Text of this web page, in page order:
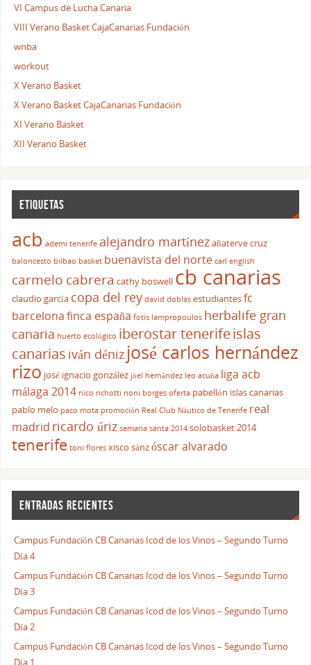
VI Campus de Lucha Canaria
VIII Verano Basket CajaCanarias Fundación
wnba
workout
X Verano Basket
X Verano Basket CajaCanarias Fundación
XI Verano Basket
XII Verano Basket
ETIQUETAS
acb ademi tenerife alejandro martínezañaterve cruz
baloncesto bilbao basket buenavista del norte carl english
carmelo cabrera cathy boswell cb canarias
claudio garcía copa del rey david doblas estudiantesfc
barcelonafinca españa fotis lampropoulos herbalife gran
canaria huerto ecológico iberostar tenerifeislas
canarias iván déniz josé carlos hernández
rizo josé ignacio gonzález jöel hernández leo acuña liga acb
málaga 2014 nico richotti noni borges oferta pabellón islas canarias
pablo melo paco mota promoción Real Club Náutico de Tenerife real
madrid ricardo úriz semana santa 2014 solobasket 2014
tenerife toni flores xisco sánzóscar alvarado
ENTRADAS RECIENTES
Campus Fundación CB Canarias Icod de los Vinos – Segundo Turno
Día 4
Campus Fundación CB Canarias Icod de los Vinos – Segundo Turno
Día 3
Campus Fundación CB Canarias Icod de los Vinos – Segundo Turno
Día 2
Campus Fundación CB Canarias Icod de los Vinos – Segundo Turno
Día 1